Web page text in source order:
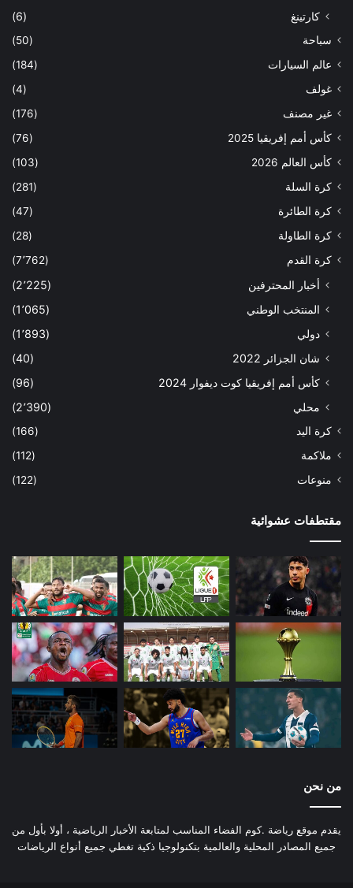
كارتينغ
(6)
سباحة
(50)
عالم السيارات
(184)
غولف
(4)
غير مصنف
(176)
كأس أمم إفريقيا 2025
(76)
كأس العالم 2026
(103)
كرة السلة
(281)
كرة الطائرة
(47)
كرة الطاولة
(28)
كرة القدم
(7٬762)
أخبار المحترفين
(2٬225)
المنتخب الوطني
(1٬065)
دولي
(1٬893)
شان الجزائر 2022
(40)
كأس أمم إفريقيا كوت ديفوار 2024
(96)
محلي
(2٬390)
كرة اليد
(166)
ملاكمة
(112)
منوعات
(122)
مقتطفات عشوائية
من نحن
يقدم موقع رياضة .كوم الفضاء المناسب لمتابعة الأخبار الرياضية ، أولا بأول من
جميع المصادر المحلية والعالمية بتكنولوجيا ذكية تغطي جميع أنواع الرياضات